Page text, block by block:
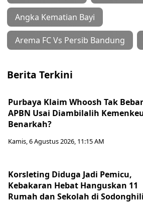
Angka Kematian Bayi
Arema FC Vs Persib Bandung
Berita Terkini
Purbaya Klaim Whoosh Tak
APBN Usai Diambilalih
Benarkah?
Kamis, 6 Agustus 2026, 11:15 AM
Korsleting Diduga Jadi Pemicu,
Kebakaran Hebat Hanguskan 11
Rumah dan Sekolah di